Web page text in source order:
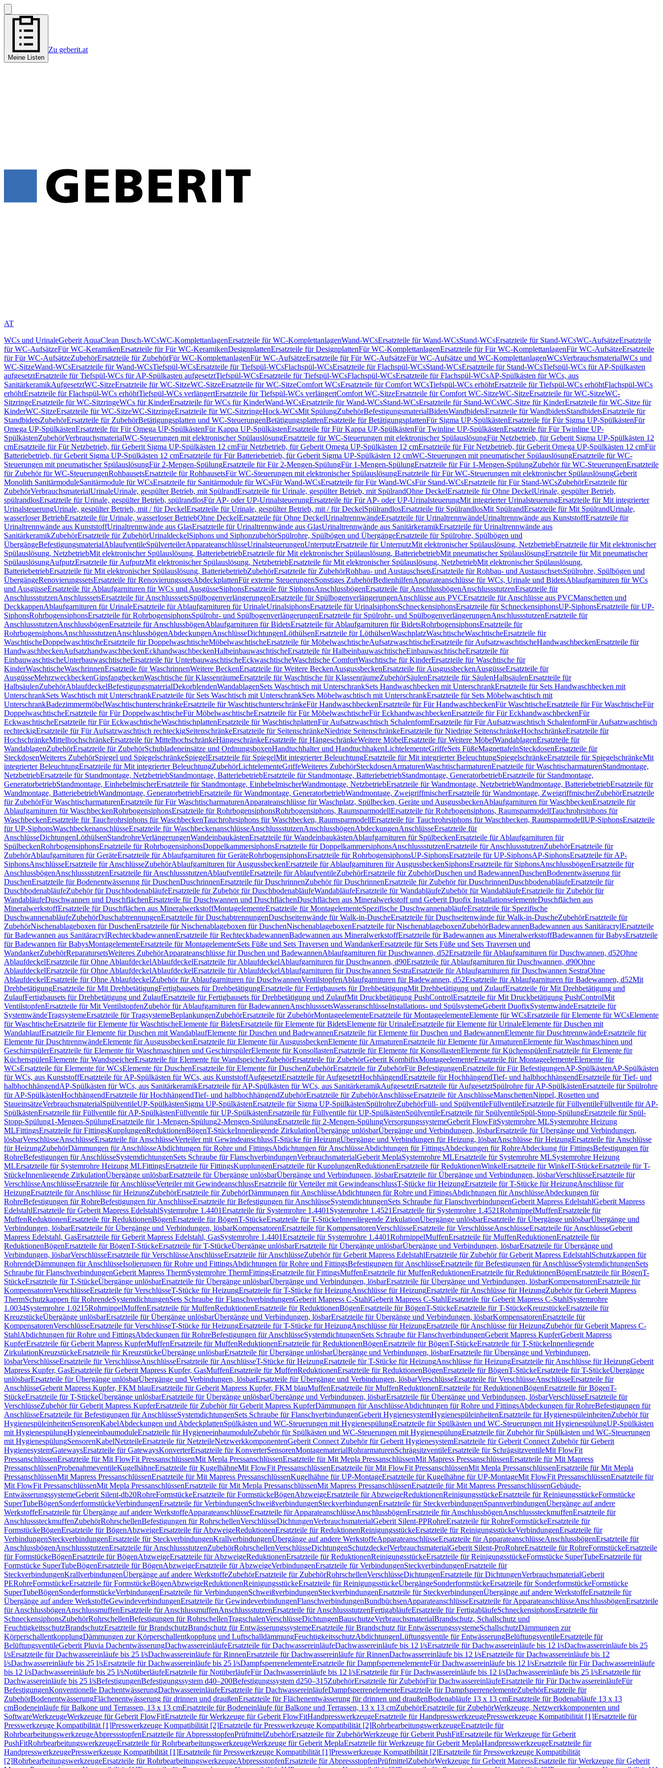
Meine Listen
Zu geberit.at
AT
WCs und UrinaleGeberit AquaClean Dusch-WCsWC-KomplettanlagenErsatzteile für WC-KomplettanlagenWand-WCsErsatzteile für Wand-WCsStand-WCsErsatzteile für Stand-WCsWC-AufsätzeErsatzteile
für WC-AufsätzeFür WC-KeramikenErsatzteile für Für WC-KeramikenDesignplattenErsatzteile für DesignplattenFür WC-KomplettanlagenErsatzteile für Für WC-KomplettanlagenFür WC-AufsätzeErsatzteile
für Für WC-AufsätzeZubehörErsatzteile für ZubehörFür WC-KomplettanlagenFür WC-AufsätzeErsatzteile für Für WC-AufsätzeFür WC-Aufsätze und WC-KomplettanlagenWCsVerbrauchsmaterialWCs und
WC-SitzeWand-WCsErsatzteile für Wand-WCsTiefspül-WCsErsatzteile für Tiefspül-WCsFlachspül-WCsErsatzteile für Flachspül-WCsStand-WCsErsatzteile für Stand-WCsTiefspül-WCs für AP-Spülkasten
aufgesetztErsatzteile für Tiefspül-WCs für AP-Spülkasten aufgesetztTiefspül-WCsErsatzteile für Tiefspül-WCsFlachspül-WCsErsatzteile für Flachspül-WCsAP-Spülkästen für WCs, aus
SanitärkeramikAufgesetztWC-SitzeErsatzteile für WC-SitzeWC-SitzeErsatzteile für WC-SitzeComfort WCsErsatzteile für Comfort WCsTiefspül-WCs erhöhtErsatzteile für Tiefspül-WCs erhöhtFlachspül-WCs
erhöhtErsatzteile für Flachspül-WCs erhöhtTiefspül-WCs verlängertErsatzteile für Tiefspül-WCs verlängertComfort WC-SitzeErsatzteile für Comfort WC-SitzeWC-SitzeErsatzteile für WC-SitzeWC-
SitzringeErsatzteile für WC-SitzringeWCs für KinderErsatzteile für WCs für KinderWand-WCsErsatzteile für Wand-WCsStand-WCsErsatzteile für Stand-WCsWC-Sitze für KinderErsatzteile für WC-Sitze für
KinderWC-SitzeErsatzteile für WC-SitzeWC-SitzringeErsatzteile für WC-SitzringeHock-WCsMit SpülungZubehörBefestigungsmaterialBidetsWandbidetsErsatzteile für WandbidetsStandbidetsErsatzteile für
StandbidetsZubehörErsatzteile für ZubehörBetätigungsplatten und WC-SteuerungenBetätigungsplattenErsatzteile für BetätigungsplattenFür Sigma UP-SpülkästenErsatzteile für Für Sigma UP-SpülkästenFür
Omega UP-SpülkästenErsatzteile für Für Omega UP-SpülkästenFür Kappa UP-SpülkästenErsatzteile für Für Kappa UP-SpülkästenFür Twinline UP-SpülkästenErsatzteile für Für Twinline UP-
SpülkästenZubehörVerbrauchsmaterialWC-Steuerungen mit elektronischer SpülauslösungErsatzteile für WC-Steuerungen mit elektronischer SpülauslösungFür Netzbetrieb, für Geberit Sigma UP-Spülkästen 12
cmErsatzteile für Für Netzbetrieb, für Geberit Sigma UP-Spülkästen 12 cmFür Netzbetrieb, für Geberit Omega UP-Spülkästen 12 cmErsatzteile für Für Netzbetrieb, für Geberit Omega UP-Spülkästen 12 cmFür
Batteriebetrieb, für Geberit Sigma UP-Spülkästen 12 cmErsatzteile für Für Batteriebetrieb, für Geberit Sigma UP-Spülkästen 12 cmWC-Steuerungen mit pneumatischer SpülauslösungErsatzteile für WC-
Steuerungen mit pneumatischer SpülauslösungFür 2-Mengen-SpülungErsatzteile für Für 2-Mengen-SpülungFür 1-Mengen-SpülungErsatzteile für Für 1-Mengen-SpülungZubehör für WC-SteuerungenErsatzteile
für Zubehör für WC-SteuerungenRohbausetsErsatzteile für RohbausetsFür WC-Steuerungen mit elektronischer SpülauslösungErsatzteile für Für WC-Steuerungen mit elektronischer SpülauslösungGeberit
Monolith SanitärmoduleSanitärmodule für WCsErsatzteile für Sanitärmodule für WCsFür Wand-WCsErsatzteile für Für Wand-WCsFür Stand-WCsErsatzteile für Für Stand-WCsZubehörErsatzteile für
ZubehörVerbrauchsmaterialUrinaleUrinale, gespülter Betrieb, mit SpülrandErsatzteile für Urinale, gespülter Betrieb, mit SpülrandOhne DeckelErsatzteile für Ohne DeckelUrinale, gespülter Betrieb,
spülrandlosErsatzteile für Urinale, gespülter Betrieb, spülrandlosFür AP- oder UP-UrinalsteuerungErsatzteile für Für AP- oder UP-UrinalsteuerungMit integrierter UrinalsteuerungErsatzteile für Mit integrierter
UrinalsteuerungUrinale, gespülter Betrieb, mit / für DeckelErsatzteile für Urinale, gespülter Betrieb, mit / für DeckelSpülrandlosErsatzteile für SpülrandlosMit SpülrandErsatzteile für Mit SpülrandUrinale,
wasserloser BetriebErsatzteile für Urinale, wasserloser BetriebOhne DeckelErsatzteile für Ohne DeckelUrinaltrennwändeErsatzteile für UrinaltrennwändeUrinaltrennwände aus KunststoffErsatzteile für
Urinaltrennwände aus KunststoffUrinaltrennwände aus GlasErsatzteile für Urinaltrennwände aus GlasUrinaltrennwände aus SanitärkeramikErsatzteile für Urinaltrennwände aus
SanitärkeramikZubehörErsatzteile für ZubehörUrinaldeckelSiphons und SiphonzubehörSpülrohre, Spülbögen und ÜbergängeErsatzteile für Spülrohre, Spülbögen und
ÜbergängeBefestigungsmaterialAblaufventileSpülverteilerApparateanschlüsseUrinalsteuerungenUnterputzErsatzteile für UnterputzMit elektronischer Spülauslösung, NetzbetriebErsatzteile für Mit elektronischer
Spülauslösung, NetzbetriebMit elektronischer Spülauslösung, BatteriebetriebErsatzteile für Mit elektronischer Spülauslösung, BatteriebetriebMit pneumatischer SpülauslösungErsatzteile für Mit pneumatischer
SpülauslösungAufputzErsatzteile für AufputzMit elektronischer Spülauslösung, NetzbetriebErsatzteile für Mit elektronischer Spülauslösung, NetzbetriebMit elektronischer Spülauslösung,
BatteriebetriebErsatzteile für Mit elektronischer Spülauslösung, BatteriebetriebZubehörErsatzteile für ZubehörRohbau- und AustauschsetsErsatzteile für Rohbau- und AustauschsetsSpülrohre, Spülbögen und
ÜbergängeRenovierungssetsErsatzteile für RenovierungssetsAbdeckplattenFür externe SteuerungenSonstiges ZubehörBedienhilfenApparateanschlüsse für WCs, Urinale und BidetsAblaufgarnituren für WCs
und AusgüsseErsatzteile für Ablaufgarnituren für WCs und AusgüsseSiphonsErsatzteile für SiphonsAnschlussbögenErsatzteile für AnschlussbögenAnschlussstutzenErsatzteile für
AnschlussstutzenAnschlusssetsErsatzteile für AnschlusssetsSpülbogenverlängerungenErsatzteile für SpülbogenverlängerungenAnschlüsse aus PVCErsatzteile für Anschlüsse aus PVCManschetten und
DeckkappenAblaufgarnituren für UrinaleErsatzteile für Ablaufgarnituren für UrinaleUrinalsiphonsErsatzteile für UrinalsiphonsSchneckensiphonsErsatzteile für SchneckensiphonsUP-SiphonsErsatzteile für UP-
SiphonsRohrbogensiphonsErsatzteile für RohrbogensiphonsSpülrohr- und SpülbogenverlängerungenErsatzteile für Spülrohr- und SpülbogenverlängerungenAnschlussstutzenErsatzteile für
AnschlussstutzenAnschlussbögenErsatzteile für AnschlussbögenAblaufgarnituren für BidetsErsatzteile für Ablaufgarnituren für BidetsRohrbogensiphonsErsatzteile für
RohrbogensiphonsAnschlussstutzenAnschlussbögenAbdeckungenAnschlüsseDichtungenLöthülsenErsatzteile für LöthülsenWaschplatzWaschtischeWaschtischeErsatzteile für
WaschtischeDoppelwaschtischeErsatzteile für DoppelwaschtischeMöbelwaschtischeErsatzteile für MöbelwaschtischeAufsatzwaschtischeErsatzteile für AufsatzwaschtischeHandwaschbeckenErsatzteile für
HandwaschbeckenAufsatzhandwaschbeckenEckhandwaschbeckenHalbeinbauwaschtischeErsatzteile für HalbeinbauwaschtischeEinbauwaschtischeErsatzteile für
EinbauwaschtischeUnterbauwaschtischeErsatzteile für UnterbauwaschtischeEckwaschtischeWaschtische ComfortWaschtische für KinderErsatzteile für Waschtische für
KinderWaschtischeWaschrinnenErsatzteile für WaschrinnenWeitere BeckenErsatzteile für Weitere BeckenAusgussbeckenErsatzteile für AusgussbeckenAusgüsseErsatzteile für
AusgüsseMehrzweckbeckenGipsfangbeckenWaschtische für KlassenräumeErsatzteile für Waschtische für KlassenräumeZubehörSäulenErsatzteile für SäulenHalbsäulenErsatzteile für
HalbsäulenZubehörAblaufdeckelBefestigungsmaterialDekorblendenWandablagenSets Waschtisch mit UnterschrankSets Handwaschbecken mit UnterschrankErsatzteile für Sets Handwaschbecken mit
UnterschrankSets Waschtisch mit UnterschrankErsatzteile für Sets Waschtisch mit UnterschrankSets Möbelwaschtisch mit UnterschrankErsatzteile für Sets Möbelwaschtisch mit
UnterschrankBadezimmermöbelWaschtischunterschränkeErsatzteile für WaschtischunterschränkeFür HandwaschbeckenErsatzteile für Für HandwaschbeckenFür WaschtischeErsatzteile für Für WaschtischeFür
DoppelwaschtischeErsatzteile für Für DoppelwaschtischeFür MöbelwaschtischeErsatzteile für Für MöbelwaschtischeFür EckhandwaschbeckenErsatzteile für Für EckhandwaschbeckenFür
EckwaschtischeErsatzteile für Für EckwaschtischeWaschtischplattenErsatzteile für WaschtischplattenFür Aufsatzwaschtisch SchalenformErsatzteile für Für Aufsatzwaschtisch SchalenformFür Aufsatzwaschtisch
rechteckigErsatzteile für Für Aufsatzwaschtisch rechteckigSeitenschränkeErsatzteile für SeitenschränkeNiedrige SeitenschränkeErsatzteile für Niedrige SeitenschränkeHochschränkeErsatzteile für
HochschränkeMittelhochschränkeErsatzteile für MittelhochschränkeHängeschränkeErsatzteile für HängeschränkeWeitere MöbelErsatzteile für Weitere MöbelWandablagenErsatzteile für
WandablagenZubehörErsatzteile für ZubehörSchubladeneinsätze und OrdnungsboxenHandtuchhalter und HandtuchhakenLichtelementeGriffeSets FüßeMagnettafelnSteckdosenErsatzteile für
SteckdosenWeiteres ZubehörSpiegel und SpiegelschränkeSpiegelErsatzteile für SpiegelMit integrierter BeleuchtungErsatzteile für Mit integrierter BeleuchtungSpiegelschränkeErsatzteile für SpiegelschränkeMit
integrierter BeleuchtungErsatzteile für Mit integrierter BeleuchtungZubehörLichtelementeGriffeWeiteres ZubehörSteckdosenArmaturenWaschtischarmaturenErsatzteile für WaschtischarmaturenStandmontage,
NetzbetriebErsatzteile für Standmontage, NetzbetriebStandmontage, BatteriebetriebErsatzteile für Standmontage, BatteriebetriebStandmontage, GeneratorbetriebErsatzteile für Standmontage,
GeneratorbetriebStandmontage, EinhebelmischerErsatzteile für Standmontage, EinhebelmischerWandmontage, NetzbetriebErsatzteile für Wandmontage, NetzbetriebWandmontage, BatteriebetriebErsatzteile für
Wandmontage, BatteriebetriebWandmontage, GeneratorbetriebErsatzteile für Wandmontage, GeneratorbetriebWandmontage, ZweigriffmischerErsatzteile für Wandmontage, ZweigriffmischerZubehörErsatzteile
für ZubehörFür WaschtischarmaturenErsatzteile für Für WaschtischarmaturenApparateanschlüsse für Waschplatz, Spülbecken, Geräte und AusgussbeckenAblaufgarnituren für WaschbeckenErsatzteile für
Ablaufgarnituren für WaschbeckenRohrbogensiphonsErsatzteile für RohrbogensiphonsRohrbogensiphons, RaumsparmodellErsatzteile für Rohrbogensiphons, RaumsparmodellTauchrohrsiphons für
WaschbeckenErsatzteile für Tauchrohrsiphons für WaschbeckenTauchrohrsiphons für Waschbecken, RaumsparmodellErsatzteile für Tauchrohrsiphons für Waschbecken, RaumsparmodellUP-SiphonsErsatzteile
für UP-SiphonsWaschbeckenanschlüsseErsatzteile für WaschbeckenanschlüsseAnschlussstutzenAnschlussbögenAbdeckungenAnschlüsseErsatzteile für
AnschlüsseDichtungenLöthülsenStandrohreVerlängerungenWandeinbaukästenErsatzteile für WandeinbaukästenAblaufgarnituren für SpülbeckenErsatzteile für Ablaufgarnituren für
SpülbeckenRohrbogensiphonsErsatzteile für RohrbogensiphonsDoppelkammersiphonsErsatzteile für DoppelkammersiphonsAnschlussstutzenErsatzteile für AnschlussstutzenZubehörErsatzteile für
ZubehörAblaufgarnituren für GeräteErsatzteile für Ablaufgarnituren für GeräteRohrbogensiphonsErsatzteile für RohrbogensiphonsUP-SiphonsErsatzteile für UP-SiphonsAP-SiphonsErsatzteile für AP-
SiphonsAnschlüsseErsatzteile für AnschlüsseZubehörAblaufgarnituren für AusgussbeckenErsatzteile für Ablaufgarnituren für AusgussbeckenSiphonsErsatzteile für SiphonsAnschlussbögenErsatzteile für
AnschlussbögenAnschlussstutzenErsatzteile für AnschlussstutzenAblaufventileErsatzteile für AblaufventileZubehörErsatzteile für ZubehörDuschen und BadewannenDuschenBodenentwässerung für
DuschenErsatzteile für Bodenentwässerung für DuschenDuschrinnenErsatzteile für DuschrinnenZubehör für DuschrinnenErsatzteile für Zubehör für DuschrinnenDuschbodenabläufeErsatzteile für
DuschbodenabläufeZubehör für DuschbodenabläufeErsatzteile für Zubehör für DuschbodenabläufeWandabläufeErsatzteile für WandabläufeZubehör für WandabläufeErsatzteile für Zubehör für
WandabläufeDuschwannen und DuschflächenErsatzteile für Duschwannen und DuschflächenDuschflächen aus Mineralwerkstoff und Geberit Duofix InstallationselementeDuschflächen aus
MineralwerkstoffErsatzteile für Duschflächen aus MineralwerkstoffMontagelementeErsatzteile für MontagelementeSpezifische DuschwannenabläufeErsatzteile für Spezifische
DuschwannenabläufeZubehörDuschabtrennungenErsatzteile für DuschabtrennungenDuschseitenwände für Walk-in-DuscheErsatzteile für Duschseitenwände für Walk-in-DuscheZubehörErsatzteile für
ZubehörNischenablageboxen für DuschenErsatzteile für Nischenablageboxen für DuschenNischenablageboxenErsatzteile für NischenablageboxenZubehörBadewannenBadewannen aus SanitäracrylErsatzteile
für Badewannen aus SanitäracrylRechteckbadewannenErsatzteile für RechteckbadewannenBadewannen aus MineralwerkstoffErsatzteile für Badewannen aus MineralwerkstoffBadewannen für BabysErsatzteile
für Badewannen für BabysMontagelementeErsatzteile für MontagelementeSets Füße und Sets Traversen und WandankerErsatzteile für Sets Füße und Sets Traversen und
WandankerZubehörReparatursetsWeiteres ZubehörApparateanschlüsse für Duschen und BadewannenAblaufgarnituren für Duschwannen, d52Ersatzteile für Ablaufgarnituren für Duschwannen, d52Ohne
AblaufdeckelErsatzteile für Ohne AblaufdeckelAblaufdeckelErsatzteile für AblaufdeckelAblaufgarnituren für Duschwannen, d90Ersatzteile für Ablaufgarnituren für Duschwannen, d90Ohne
AblaufdeckelErsatzteile für Ohne AblaufdeckelAblaufdeckelErsatzteile für AblaufdeckelAblaufgarnituren für Duschwannen SestraErsatzteile für Ablaufgarnituren für Duschwannen SestraOhne
AblaufdeckelErsatzteile für Ohne AblaufdeckelZubehör für Ablaufgarnituren für DuschwannenVentilstopfenAblaufgarnituren für Badewannen, d52Ersatzteile für Ablaufgarnituren für Badewannen, d52Mit
DrehbetätigungErsatzteile für Mit DrehbetätigungFertigbausets für DrehbetätigungErsatzteile für Fertigbausets für DrehbetätigungMit Drehbetätigung und ZulaufErsatzteile für Mit Drehbetätigung und
ZulaufFertigbausets für Drehbetätigung und ZulaufErsatzteile für Fertigbausets für Drehbetätigung und ZulaufMit Druckbetätigung PushControlErsatzteile für Mit Druckbetätigung PushControlMit
VentilstopfenErsatzteile für Mit VentilstopfenZubehör für Ablaufgarnituren für BadewannenAnschlusssetsWasseranschlüsseInstallations- und SpülsystemeGeberit DuofixSystemwändeErsatzteile für
SystemwändeTragsystemeErsatzteile für TragsystemeBeplankungenZubehörErsatzteile für ZubehörMontageelementeErsatzteile für MontageelementeElemente für WCsErsatzteile für Elemente für WCsElemente
für WaschtischeErsatzteile für Elemente für WaschtischeElemente für BidetsErsatzteile für Elemente für BidetsElemente für UrinaleErsatzteile für Elemente für UrinaleElemente für Duschen mit
WandablaufErsatzteile für Elemente für Duschen mit WandablaufElemente für Duschen und BadewannenErsatzteile für Elemente für Duschen und BadewannenElemente für DuschtrennwändeErsatzteile für
Elemente für DuschtrennwändeElemente für AusgussbeckenErsatzteile für Elemente für AusgussbeckenElemente für ArmaturenErsatzteile für Elemente für ArmaturenElemente für Waschmaschinen und
GeschirrspülerErsatzteile für Elemente für Waschmaschinen und GeschirrspülerElemente für KonsollastenErsatzteile für Elemente für KonsollastenElemente für KüchenspülenErsatzteile für Elemente für
KüchenspülenElemente für WandspeicherErsatzteile für Elemente für WandspeicherZubehörErsatzteile für ZubehörGeberit KombifixMontageelementeErsatzteile für MontageelementeElemente für
WCsErsatzteile für Elemente für WCsElemente für DuschenErsatzteile für Elemente für DuschenZubehörErsatzteile für ZubehörFür BefestigungenErsatzteile für Für BefestigungenAP-SpülkästenAP-Spülkästen
für WCs, aus KunststoffErsatzteile für AP-Spülkästen für WCs, aus KunststoffAufgesetztErsatzteile für AufgesetztHochhängendErsatzteile für HochhängendTief- und halbhochhängendErsatzteile für Tief- und
halbhochhängendAP-Spülkästen für WCs, aus SanitärkeramikErsatzteile für AP-Spülkästen für WCs, aus SanitärkeramikAufgesetztErsatzteile für AufgesetztSpülrohre für AP-SpülkästenErsatzteile für Spülrohre
für AP-SpülkästenHochhängendErsatzteile für HochhängendTief- und halbhochhängendZubehörErsatzteile für ZubehörAnschlüsseErsatzteile für AnschlüsseManschettenNippel, Rosetten und
StaueinsätzeVerbrauchsmaterialSpülventileUP-SpülkästenSigma UP-SpülkästenErsatzteile für Sigma UP-SpülkästenSpülrohreZubehörFüll- und SpülventileFüllventileErsatzteile für FüllventileFüllventile für AP-
SpülkästenErsatzteile für Füllventile für AP-SpülkästenFüllventile für UP-SpülkästenErsatzteile für Füllventile für UP-SpülkästenSpülventileErsatzteile für SpülventileSpül-Stopp-SpülungErsatzteile für Spül-
Stopp-Spülung1-Mengen-SpülungErsatzteile für 1-Mengen-Spülung2-Mengen-SpülungErsatzteile für 2-Mengen-SpülungVersorgungssystemeGeberit FlowFitSystemrohre MLSystemrohre Heizung
MLFittingsErsatzteile für FittingsKupplungenReduktionenBögenT-StückeInnenliegende ZirkulationÜbergänge unlösbarÜbergänge und Verbindungen, lösbarErsatzteile für Übergänge und Verbindungen,
lösbarVerschlüsseAnschlüsseErsatzteile für AnschlüsseVerteiler mit GewindeanschlussT-Stücke für HeizungÜbergänge und Verbindungen für Heizung, lösbarAnschlüsse für HeizungErsatzteile für Anschlüsse
für HeizungZubehörDämmungen für AnschlüsseAbdichtungen für Rohre und FittingsAbdichtungen für AnschlüsseAbdichtungen für FittingsAbdeckungen für RohreAbdeckung für FittingsBefestigungen für
RohreBefestigungen für AnschlüsseSystemdichtungenSets Schraube für FlanschverbindungenVerbrauchsmaterialGeberit MeplaSystemrohre MLErsatzteile für Systemrohre MLSystemrohre Heizung
MLErsatzteile für Systemrohre Heizung MLFittingsErsatzteile für FittingsKupplungenErsatzteile für KupplungenReduktionenErsatzteile für ReduktionenWinkelErsatzteile für WinkelT-StückeErsatzteile für T-
StückeInnenliegende ZirkulationÜbergänge unlösbarErsatzteile für Übergänge unlösbarÜbergänge und Verbindungen, lösbarErsatzteile für Übergänge und Verbindungen, lösbarVerschlüsseErsatzteile für
VerschlüsseAnschlüsseErsatzteile für AnschlüsseVerteiler mit GewindeanschlussErsatzteile für Verteiler mit GewindeanschlussT-Stücke für HeizungErsatzteile für T-Stücke für HeizungAnschlüsse für
HeizungErsatzteile für Anschlüsse für HeizungZubehörErsatzteile für ZubehörDämmungen für AnschlüsseAbdichtungen für Rohre und FittingsAbdichtungen für AnschlüsseAbdeckungen für
RohreBefestigungen für RohreBefestigungen für AnschlüsseErsatzteile für Befestigungen für AnschlüsseSystemdichtungenSets Schraube für FlanschverbindungenGeberit Mapress EdelstahlGeberit Mapress
EdelstahlErsatzteile für Geberit Mapress EdelstahlSystemrohre 1.4401Ersatzteile für Systemrohre 1.4401 Systemrohre 1.4521Ersatzteile für Systemrohre 1.4521RohrnippelMuffenErsatzteile für
MuffenReduktionenErsatzteile für ReduktionenBögenErsatzteile für BögenT-StückeErsatzteile für T-StückeInnenliegende ZirkulationÜbergänge unlösbarErsatzteile für Übergänge unlösbarÜbergänge und
Verbindungen, lösbarErsatzteile für Übergänge und Verbindungen, lösbarKompensatorenErsatzteile für KompensatorenVerschlüsseErsatzteile für VerschlüsseAnschlüsseErsatzteile für AnschlüsseGeberit
Mapress Edelstahl, GasErsatzteile für Geberit Mapress Edelstahl, GasSystemrohre 1.4401Ersatzteile für Systemrohre 1.4401RohrnippelMuffenErsatzteile für MuffenReduktionenErsatzteile für
ReduktionenBögenErsatzteile für BögenT-StückeErsatzteile für T-StückeÜbergänge unlösbarErsatzteile für Übergänge unlösbarÜbergänge und Verbindungen, lösbarErsatzteile für Übergänge und
Verbindungen, lösbarVerschlüsseErsatzteile für VerschlüsseAnschlüsseErsatzteile für AnschlüsseZubehör für Geberit Mapress EdelstahlErsatzteile für Zubehör für Geberit Mapress EdelstahlSchutzkappen für
RohrendeDämmungen für AnschlüsseIsolierungen für Rohre und FittingsAbdichtungen für Rohre und FittingsBefestigungen für AnschlüsseErsatzteile für Befestigungen für AnschlüsseSystemdichtungenSets
Schraube für FlanschverbindungenGeberit Mapress ThermSystemrohre ThermFittingsErsatzteile für FittingsMuffenErsatzteile für MuffenReduktionenErsatzteile für ReduktionenBögenErsatzteile für BögenT-
StückeErsatzteile für T-StückeÜbergänge unlösbarErsatzteile für Übergänge unlösbarÜbergänge und Verbindungen, lösbarErsatzteile für Übergänge und Verbindungen, lösbarKompensatorenErsatzteile für
KompensatorenVerschlüsseErsatzteile für VerschlüsseT-Stücke für HeizungErsatzteile für T-Stücke für HeizungAnschlüsse für HeizungErsatzteile für Anschlüsse für HeizungZubehör für Geberit Mapress
ThermSchutzkappen für RohrendeSystemdichtungenSets Schraube für FlanschverbindungenGeberit Mapress C-StahlGeberit Mapress C-StahlErsatzteile für Geberit Mapress C-StahlSystemrohre
1.0034Systemrohre 1.0215RohrnippelMuffenErsatzteile für MuffenReduktionenErsatzteile für ReduktionenBögenErsatzteile für BögenT-StückeErsatzteile für T-StückeKreuzstückeErsatzteile für
KreuzstückeÜbergänge unlösbarErsatzteile für Übergänge unlösbarÜbergänge und Verbindungen, lösbarErsatzteile für Übergänge und Verbindungen, lösbarKompensatorenErsatzteile für
KompensatorenVerschlüsseErsatzteile für VerschlüsseT-Stücke für HeizungErsatzteile für T-Stücke für HeizungAnschlüsse für HeizungErsatzteile für Anschlüsse für HeizungZubehör für Geberit Mapress C-
StahlAbdichtungen für Rohre und FittingsAbdeckungen für RohreBefestigungen für AnschlüsseSystemdichtungenSets Schraube für FlanschverbindungenGeberit Mapress KupferGeberit Mapress
KupferErsatzteile für Geberit Mapress KupferMuffenErsatzteile für MuffenReduktionenErsatzteile für ReduktionenBögenErsatzteile für BögenT-StückeErsatzteile für T-StückeInnenliegende
ZirkulationKreuzstückeErsatzteile für KreuzstückeÜbergänge unlösbarErsatzteile für Übergänge unlösbarÜbergänge und Verbindungen, lösbarErsatzteile für Übergänge und Verbindungen,
lösbarVerschlüsseErsatzteile für VerschlüsseAnschlüsseErsatzteile für AnschlüsseT-Stücke für HeizungErsatzteile für T-Stücke für HeizungAnschlüsse für HeizungErsatzteile für Anschlüsse für HeizungGeberit
Mapress Kupfer, GasErsatzteile für Geberit Mapress Kupfer, GasMuffenErsatzteile für MuffenReduktionenErsatzteile für ReduktionenBögenErsatzteile für BögenT-StückeErsatzteile für T-StückeÜbergänge
unlösbarErsatzteile für Übergänge unlösbarÜbergänge und Verbindungen, lösbarErsatzteile für Übergänge und Verbindungen, lösbarVerschlüsseErsatzteile für VerschlüsseAnschlüsseErsatzteile für
AnschlüsseGeberit Mapress Kupfer, FKM blauErsatzteile für Geberit Mapress Kupfer, FKM blauMuffenErsatzteile für MuffenReduktionenErsatzteile für ReduktionenBögenErsatzteile für BögenT-
StückeErsatzteile für T-StückeÜbergänge unlösbarErsatzteile für Übergänge unlösbarÜbergänge und Verbindungen, lösbarErsatzteile für Übergänge und Verbindungen, lösbarVerschlüsseErsatzteile für
VerschlüsseZubehör für Geberit Mapress KupferErsatzteile für Zubehör für Geberit Mapress KupferDämmungen für AnschlüsseAbdichtungen für Rohre und FittingsAbdeckungen für RohreBefestigungen für
AnschlüsseErsatzteile für Befestigungen für AnschlüsseSystemdichtungenSets Schraube für FlanschverbindungenGeberit HygienesystemHygienespüleinheitenErsatzteile für HygienespüleinheitenZubehör für
HygienespüleinheitenSensorenKabelAbdeckungen und AbdeckplattenSpülkästen und WC-Steuerungen mit HygienespülungErsatzteile für Spülkästen und WC-Steuerungen mit HygienespülungUP-Spülkästen
mit HygienespülungHygieneeinbaumoduleErsatzteile für HygieneeinbaumoduleZubehör für Spülkästen und WC-Steuerungen mit HygienespülungErsatzteile für Zubehör für Spülkästen und WC-Steuerungen
mit HygienespülungSensorenKabelNetzteileErsatzteile für NetzteileNetzwerkkomponentenGeberit Connect Zubehör für Geberit HygienesystemErsatzteile für Geberit Connect Zubehör für Geberit
HygienesystemGatewaysErsatzteile für GatewaysKonverterErsatzteile für KonverterSensorenMontagematerialRohrarmaturenSchrägsitzventileErsatzteile für SchrägsitzventileMit FlowFit
PressanschlüssenErsatzteile für Mit FlowFit PressanschlüssenMit Mepla PressanschlüssenErsatzteile für Mit Mepla PressanschlüssenMit Mapress PressanschlüssenErsatzteile für Mit Mapress
PressanschlüssenProbenahmeventileKugelhähneErsatzteile für KugelhähneMit FlowFit PressanschlüssenErsatzteile für Mit FlowFit PressanschlüssenMit Mepla PressanschlüssenErsatzteile für Mit Mepla
PressanschlüssenMit Mapress PressanschlüssenErsatzteile für Mit Mapress PressanschlüssenKugelhähne für UP-MontageErsatzteile für Kugelhähne für UP-MontageMit FlowFit PressanschlüssenErsatzteile für
Mit FlowFit PressanschlüssenMit Mepla PressanschlüssenErsatzteile für Mit Mepla PressanschlüssenMit Mapress PressanschlüssenErsatzteile für Mit Mapress PressanschlüssenGebäude-
EntwässerungssystemeGeberit Silent-db20RohreFormstückeErsatzteile für FormstückeBögenAbzweigeErsatzteile für AbzweigeReduktionenReinigungsstückeErsatzteile für ReinigungsstückeFormstücke
SuperTubeBögenSonderformstückeVerbindungenErsatzteile für VerbindungenSchweißverbindungenSteckverbindungenErsatzteile für SteckverbindungenSpannverbindungenÜbergänge auf andere
WerkstoffeErsatzteile für Übergänge auf andere WerkstoffeApparateanschlüsseErsatzteile für ApparateanschlüsseAnschlussbögenErsatzteile für AnschlussbögenAnschlusssteckmuffenErsatzteile für
AnschlusssteckmuffenZubehörRohrschellenBefestigungen für RohrschellenVerschlüsseDichtungenVerbrauchsmaterialGeberit Silent-PPRohreErsatzteile für RohreFormstückeErsatzteile für
FormstückeBögenErsatzteile für BögenAbzweigeErsatzteile für AbzweigeReduktionenErsatzteile für ReduktionenReinigungsstückeErsatzteile für ReinigungsstückeVerbindungenErsatzteile für
VerbindungenSteckverbindungenErsatzteile für SteckverbindungenKrallverbindungenÜbergänge auf andere WerkstoffeApparateanschlüsseErsatzteile für ApparateanschlüsseAnschlussbögenErsatzteile für
AnschlussbögenAnschlussstutzenErsatzteile für AnschlussstutzenZubehörRohrschellenVerschlüsseDichtungenSchutzdeckelVerbrauchsmaterialGeberit Silent-ProRohreErsatzteile für RohreFormstückeErsatzteile
für FormstückeBögenErsatzteile für BögenAbzweigeErsatzteile für AbzweigeReduktionenErsatzteile für ReduktionenReinigungsstückeErsatzteile für ReinigungsstückeFormstücke SuperTubeErsatzteile für
Formstücke SuperTubeBögenErsatzteile für BögenAbzweigeErsatzteile für AbzweigeVerbindungenErsatzteile für VerbindungenSteckverbindungenErsatzteile für
SteckverbindungenKrallverbindungenÜbergänge auf andere WerkstoffeZubehörErsatzteile für ZubehörRohrschellenVerschlüsseDichtungenErsatzteile für DichtungenVerbrauchsmaterialGeberit
PERohreFormstückeErsatzteile für FormstückeBögenAbzweigeReduktionenReinigungsstückeErsatzteile für ReinigungsstückeÜbergängeSonderformstückeErsatzteile für SonderformstückeFormstücke
SuperTubeBögenSonderformstückeVerbindungenErsatzteile für VerbindungenSchweißverbindungenSteckverbindungenErsatzteile für SteckverbindungenÜbergänge auf andere WerkstoffeErsatzteile für
Übergänge auf andere WerkstoffeGewindeverbindungenErsatzteile für GewindeverbindungenFlanschverbindungenBundbüchsenApparateanschlüsseErsatzteile für ApparateanschlüsseAnschlussbögenErsatzteile
für AnschlussbögenAnschlussmuffenErsatzteile für AnschlussmuffenAnschlussstutzenErsatzteile für AnschlussstutzenFertigabläufeErsatzteile für FertigabläufeSchneckensiphonsErsatzteile für
SchneckensiphonsZubehörRohrschellenBefestigungen für RohrschellenTragschalenVerschlüsseDichtungenBauschutzeVerbrauchsmaterialBrandschutz, Schallschutz und
FeuchtigkeitsschutzBrandschutzErsatzteile für BrandschutzBrandschutz für EntwässerungssystemeErsatzteile für Brandschutz für EntwässerungssystemeSchallschutzDämmungen zur
KörperschallentkopplungDämmungen zur Körperschallentkopplung und LuftschalldämmungFeuchtigkeitsschutzAbdichtungenLüftungsventile für EntwässerungBelüftungsventileErsatzteile für
BelüftungsventileGeberit Pluvia DachentwässerungDachwassereinläufeErsatzteile für DachwassereinläufeDachwassereinläufe bis 12 l/sErsatzteile für Dachwassereinläufe bis 12 l/sDachwassereinläufe bis 25
l/sErsatzteile für Dachwassereinläufe bis 25 l/sDachwassereinläufe für RinnenErsatzteile für Dachwassereinläufe für RinnenDachwassereinläufe bis 12 l/sErsatzteile für Dachwassereinläufe bis 12
l/sDachwassereinläufe bis 25 l/sErsatzteile für Dachwassereinläufe bis 25 l/sDampfsperrenelementeErsatzteile für DampfsperrenelementeFür Dachwassereinläufe bis 12 l/sErsatzteile für Für Dachwassereinläufe
bis 12 l/sDachwassereinläufe bis 25 l/sNotüberläufeErsatzteile für NotüberläufeFür Dachwassereinläufe bis 12 l/sErsatzteile für Für Dachwassereinläufe bis 12 l/sDachwassereinläufe bis 25 l/sErsatzteile für
Dachwassereinläufe bis 25 l/sBefestigungenBefestigungssystem d40–200Befestigungssystem d250–315ZubehörErsatzteile für ZubehörFür DachwassereinläufeErsatzteile für Für DachwassereinläufeFür
BefestigungenKonventionelle DachentwässerungDachwassereinläufeErsatzteile für DachwassereinläufeDampfsperrenelementeErsatzteile für DampfsperrenelementeZubehörErsatzteile für
ZubehörBodenentwässerungFlächenentwässerung für drinnen und draußenErsatzteile für Flächenentwässerung für drinnen und draußenBodenabläufe 13 x 13 cmErsatzteile für Bodenabläufe 13 x 13
cmBodeneinläufe für Balkone und Terrassen, 13 x 13 cmErsatzteile für Bodeneinläufe für Balkone und Terrassen, 13 x 13 cmZubehörErsatzteile für ZubehörWerkzeuge, Netzwerkkomponenten und
SoftwareWerkzeugeWerkzeuge für Geberit FlowFitErsatzteile für Werkzeuge für Geberit FlowFitHandpresswerkzeugeErsatzteile für HandpresswerkzeugePresswerkzeuge Kompatibilität [1]Ersatzteile für
Presswerkzeuge Kompatibilität [1]Presswerkzeuge Kompatibilität [2]Ersatzteile für Presswerkzeuge Kompatibilität [2]RohrbearbeitungswerkzeugeErsatzteile für
RohrbearbeitungswerkzeugeAbpressstopfenErsatzteile für AbpressstopfenPrüfmittelZubehörErsatzteile für ZubehörWerkzeuge für Geberit PushFitErsatzteile für Werkzeuge für Geberit
PushFitRohrbearbeitungswerkzeugeErsatzteile für RohrbearbeitungswerkzeugeWerkzeuge für Geberit MeplaErsatzteile für Werkzeuge für Geberit MeplaHandpresswerkzeugeErsatzteile für
HandpresswerkzeugePresswerkzeuge Kompatibilität [1]Ersatzteile für Presswerkzeuge Kompatibilität [1]Presswerkzeuge Kompatibilität [2]Ersatzteile für Presswerkzeuge Kompatibilität
[2]RohrbearbeitungswerkzeugeErsatzteile für RohrbearbeitungswerkzeugeAbpressstopfenErsatzteile für AbpressstopfenPrüfmittelZubehörWerkzeuge für Geberit MapressErsatzteile für Werkzeuge für Geberit